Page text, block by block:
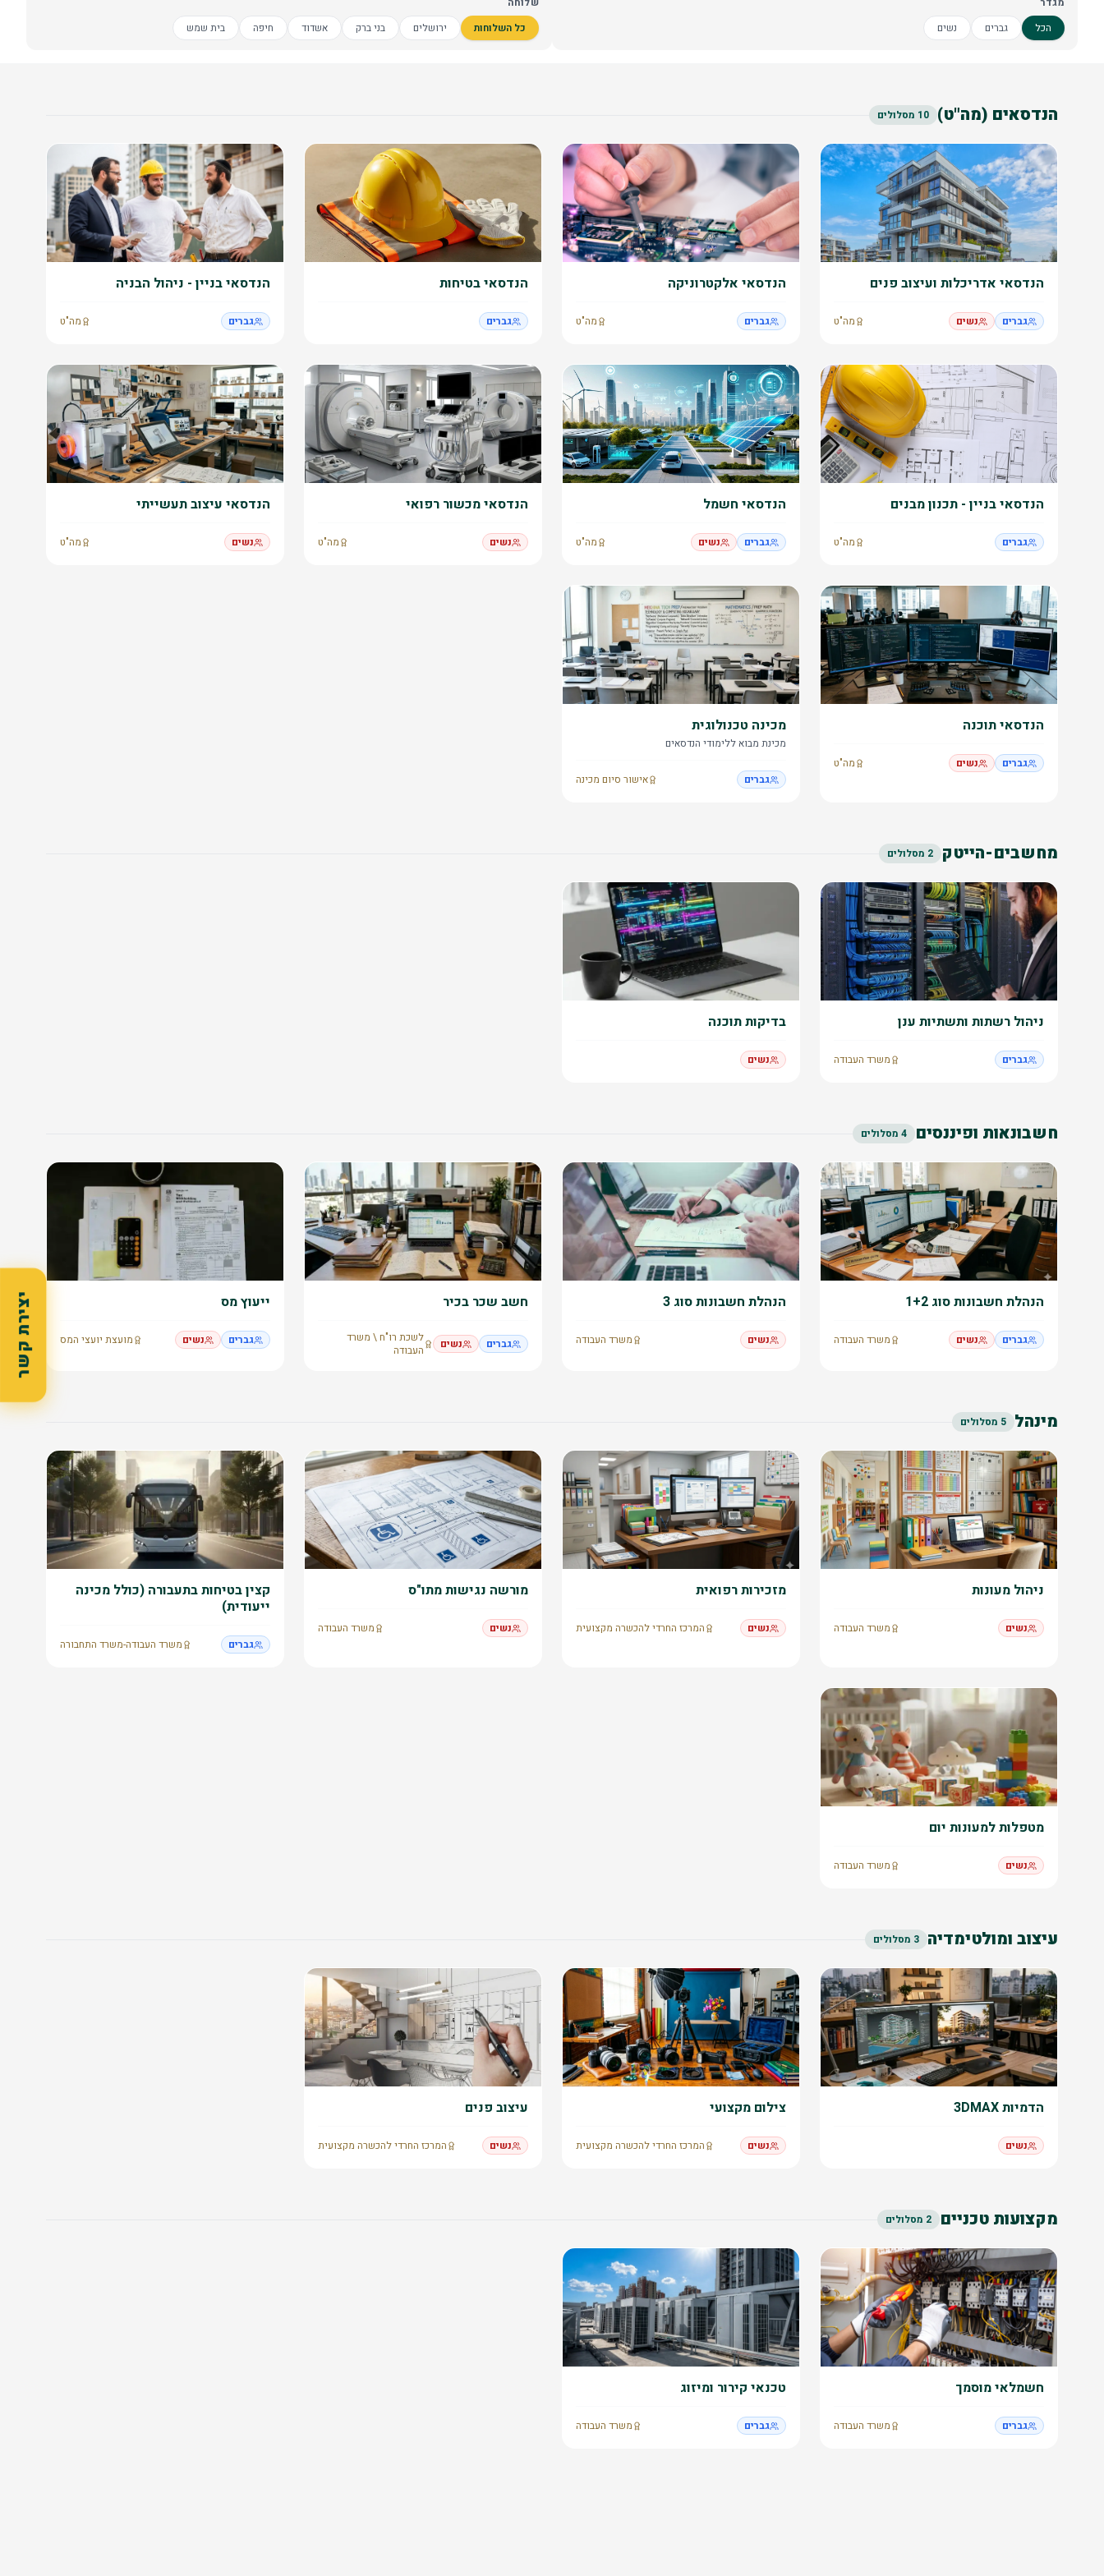
יצירת קשר
הכל
גברים נשים
כל השלוחות
ירושלים בני ברק אשדוד חיפה בית שמש
הנדסאים (מה"ט) 10 מסלולים
הנדסאי אדריכלות ועיצוב פנים
גברים נשים מה"ט
הנדסאי אלקטרוניקה
גברים מה"ט
הנדסאי בטיחות
גברים
הנדסאי בניין - ניהול הבניה
גברים מה"ט
הנדסאי בניין - תכנון מבנים
גברים מה"ט
הנדסאי חשמל
גברים נשים מה"ט
הנדסאי מכשור רפואי
נשים מה"ט
הנדסאי עיצוב תעשייתי
נשים מה"ט
הנדסאי תוכנה
גברים נשים מה"ט
מכינה טכנולוגית
מכינת מבוא ללימודי הנדסאים
גברים אישור סיום מכינה
מחשבים-הייטק 2 מסלולים
ניהול רשתות ותשתיות ענן
גברים משרד העבודה
בדיקות תוכנה
נשים
חשבונאות ופיננסים 4 מסלולים
הנהלת חשבונות סוג 1+2
גברים נשים משרד העבודה
הנהלת חשבונות סוג 3
נשים משרד העבודה
חשב שכר בכיר
גברים נשים
לשכת רו"ח \ משרד
העבודה
ייעוץ מס
גברים נשים מועצת יועצי המס
מינהל 5 מסלולים
ניהול מעונות
נשים משרד העבודה
מזכירות רפואית
נשים המרכז החרדי להכשרה מקצועית
מורשה נגישות מתו"ס
נשים משרד העבודה
קצין בטיחות בתעבורה (כולל מכינה
ייעודית)
גברים משרד העבודה-משרד התחבורה
מטפלות למעונות יום
נשים משרד העבודה
עיצוב ומולטימדיה 3 מסלולים
הדמיות 3DMAX
נשים
צילום מקצועי
נשים המרכז החרדי להכשרה מקצועית
עיצוב פנים
נשים המרכז החרדי להכשרה מקצועית
מקצועות טכניים 2 מסלולים
חשמלאי מוסמך
גברים משרד העבודה
טכנאי קירור ומיזוג
גברים משרד העבודה